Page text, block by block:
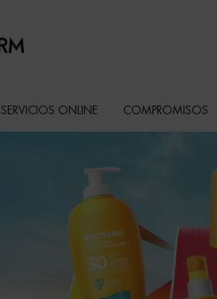
SERVICIOS ONLINE COMPROMISOS